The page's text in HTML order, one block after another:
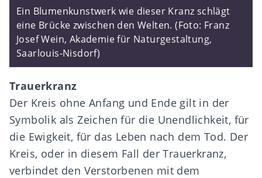
Ein Blumenkunstwerk wie dieser Kranz schlägt
eine Brücke zwischen den Welten. (Foto: Franz
Josef Wein, Akademie für Naturgestaltung,
Saarlouis-Nisdorf)
Trauerkranz
Der Kreis ohne Anfang und Ende gilt in der
Symbolik als Zeichen für die Unendlichkeit, für
die Ewigkeit, für das Leben nach dem Tod. Der
Kreis, oder in diesem Fall der Trauerkranz,
verbindet den Verstorbenen mit dem